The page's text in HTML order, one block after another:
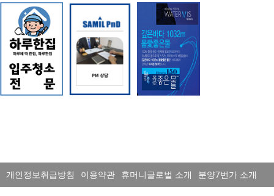
개인정보취급방침 이용약관 휴머니글로벌 소개 분양7번가 소개